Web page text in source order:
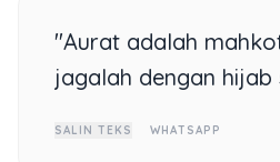
"Aurat adalah
jagalah dengan hijab
SALIN TEKS WHATSAPP